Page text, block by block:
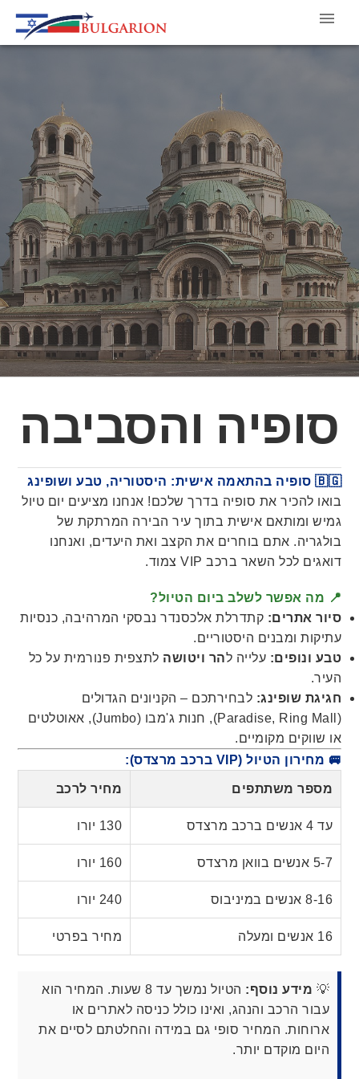
סופיה והסביבה
🇧🇬 סופיה בהתאמה אישית: היסטוריה, טבע ושופינג
בואו להכיר את סופיה בדרך שלכם! אנחנו מציעים יום טיול
גמיש ומותאם אישית בתוך עיר הבירה המרתקת של
בולגריה. אתם בוחרים את הקצב ואת היעדים, ואנחנו
דואגים לכל השאר ברכב VIP צמוד.
📍 מה אפשר לשלב ביום הטיול?
סיור אתרים: קתדרלת אלכסנדר נבסקי המרהיבה, כנסיות
עתיקות ומבנים היסטוריים.
טבע ונופים: עלייה להר ויטושה לתצפית פנורמית על כל
העיר.
חגיגת שופינג: לבחירתכם – הקניונים הגדולים
(Paradise, Ring Mall), חנות ג'מבו (Jumbo), אאוטלטים
או שווקים מקומיים.
🚐 מחירון הטיול (VIP ברכב מרצדס):
מספר משתתפים מחיר לרכב
עד 4 אנשים ברכב מרצדס 130 יורו
5-7 אנשים בוואן מרצדס 160 יורו
8-16 אנשים במיניבוס 240 יורו
16 אנשים ומעלה מחיר בפרטי
💡 מידע נוסף:
הטיול נמשך עד 8 שעות. המחיר הוא
עבור הרכב והנהג, ואינו כולל כניסה לאתרים או
ארוחות. המחיר סופי גם במידה והחלטתם לסיים את
היום מוקדם יותר.